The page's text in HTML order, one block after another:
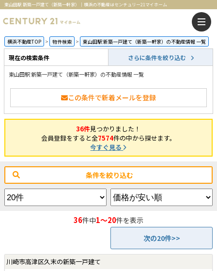
東山田駅 新築一戸建て（新築一軒家）｜横浜の不動産はセンチュリー21マイホーム
横浜不動産TOP 物件検索 東山田駅 新築一戸建て（新築一軒家）の不動産情報 一覧
現在の検索条件 さらに条件を絞り込む
東山田駅 新築一戸建て（新築一軒家）の不動産情報 一覧
この条件で新着メールを登録
36件見つかりました！
会員登録をすると全7574件の中から探せます。
今すぐ見る
条件を絞り込む
36件中1～20件を表示
次の20件>>
川崎市高津区久末の新築一戸建て